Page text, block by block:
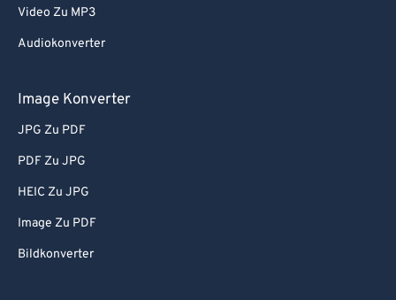
Video Zu MP3
Audiokonverter
Image Konverter
JPG Zu PDF
PDF Zu JPG
HEIC Zu JPG
Image Zu PDF
Bildkonverter